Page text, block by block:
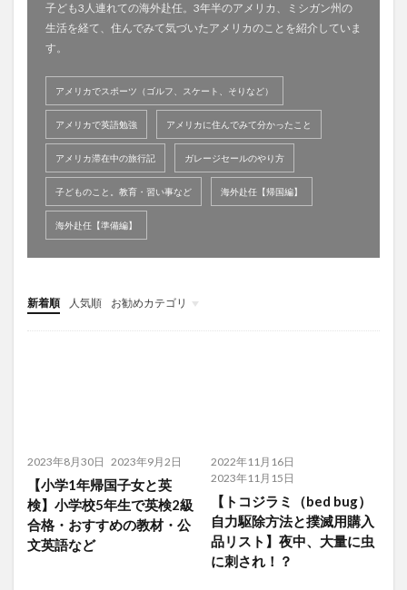
子ども3人連れての海外赴任。3年半のアメリカ、ミシガン州の
生活を経て、住んでみて気づいたアメリカのことを紹介していま
す。
アメリカでスポーツ（ゴルフ、スケート、そりなど）
アメリカで英語勉強 アメリカに住んでみて分かったこと
アメリカ滞在中の旅行記 ガレージセールのやり方
子どものこと。教育・習い事など 海外赴任【帰国編】
海外赴任【準備編】
新着順 人気順
お勧めカテゴリ
未分類
2023年8月30日 2023年9月2日
【小学1年帰国子女と英
検】小学校5年生で英検2級
合格・おすすめの教材・公
文英語など
2022年11月16日
2023年11月15日
【トコジラミ（bed bug）
自力駆除方法と撲滅用購入
品リスト】夜中、大量に虫
に刺され！？